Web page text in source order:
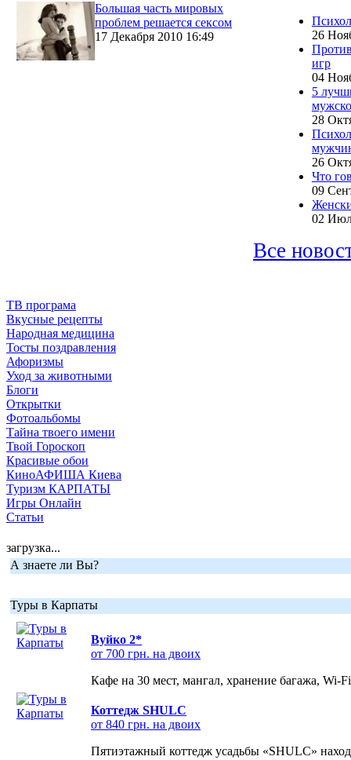
Большая часть мировых
проблем решается сексом
17 Декабря 2010 16:49
26
игр
04
5
28
26
Что
09
02
Все
ТВ програма
Вкусные рецепты
Народная медицина
Тосты поздравления
Афоризмы
Уход за животными
Блоги
Открытки
Фотоальбомы
Тайна твоего имени
Твой Гороскоп
Красивые обои
КиноАФИША Киева
Туризм КАРПАТЫ
Игры Онлайн
Статьи
загрузка...
А знаете ли Вы?
Туры в Карпаты
Вуйко 2*
от 700 грн. на двоих
Кафе на 30 мест, мангал, хранение багажа, Wi-
Коттедж SHULC
от 840 грн. на двоих
Пятиэтажный коттедж усадьбы «SHULC»